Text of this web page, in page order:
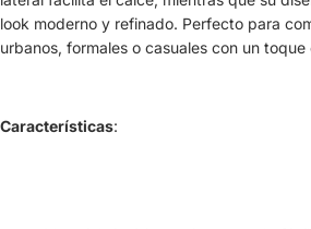
look moderno y refinado. Perfecto para
urbanos, formales o casuales con un
Características: